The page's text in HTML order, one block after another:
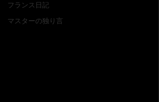
フランス日記
マスターの独り言